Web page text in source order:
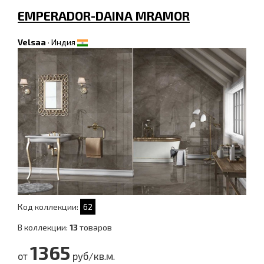
EMPERADOR-DAINA MRAMOR
Velsaa · Индия
Код коллекции: 62
В коллекции: 13товаров
от 1365 руб/кв.м.